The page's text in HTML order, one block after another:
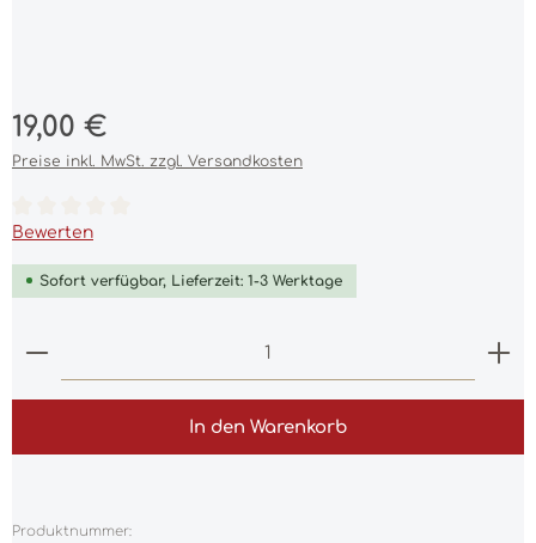
Regulärer Preis:
19,00 €
Preise inkl. MwSt. zzgl. Versandkosten
Durchschnittliche Bewertung von 0 von 5 Sternen
Bewerten
Sofort verfügbar, Lieferzeit: 1-3 Werktage
Produkt Anzahl: Gib den gewünschten Wert
In den Warenkorb
Produktnummer: